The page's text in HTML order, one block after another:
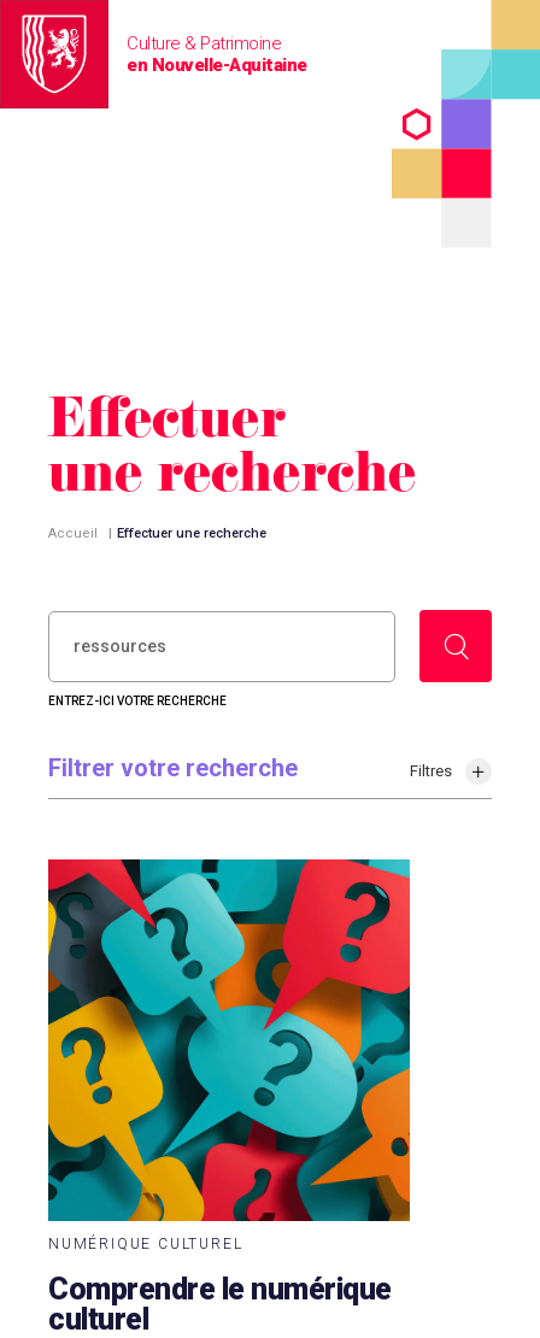
Culture & Patrimoine
en Nouvelle-Aquitaine
Effectuer
une recherche
Accueil | Effectuer une recherche
RECHERCHER :
ENTREZ-ICI VOTRE RECHERCHE
Filtrer votre recherche Filtres
NUMÉRIQUE CULTUREL
Comprendre le numérique
culturel